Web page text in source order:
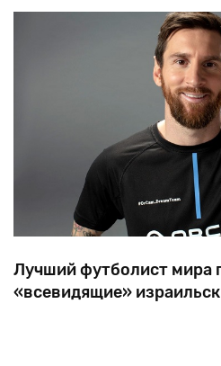
Лучший футболист мира
«всевидящие»